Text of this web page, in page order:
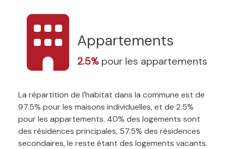
Appartements
2.5% pour les appartements
La répartition de l'habitat dans la commune est de
97.5% pour les maisons individuelles, et de 2.5%
pour les appartements. 40% des logements sont
des résidences principales, 57.5% des résidences
secondaires, le reste étant des logements vacants.